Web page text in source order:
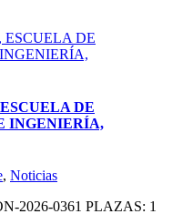
DE
INGENIERÍA,
, Noticias
2026-0361 PLAZAS: 1